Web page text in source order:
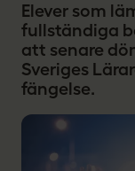
Elever som
fullständiga
att senare
Sveriges
fängelse.